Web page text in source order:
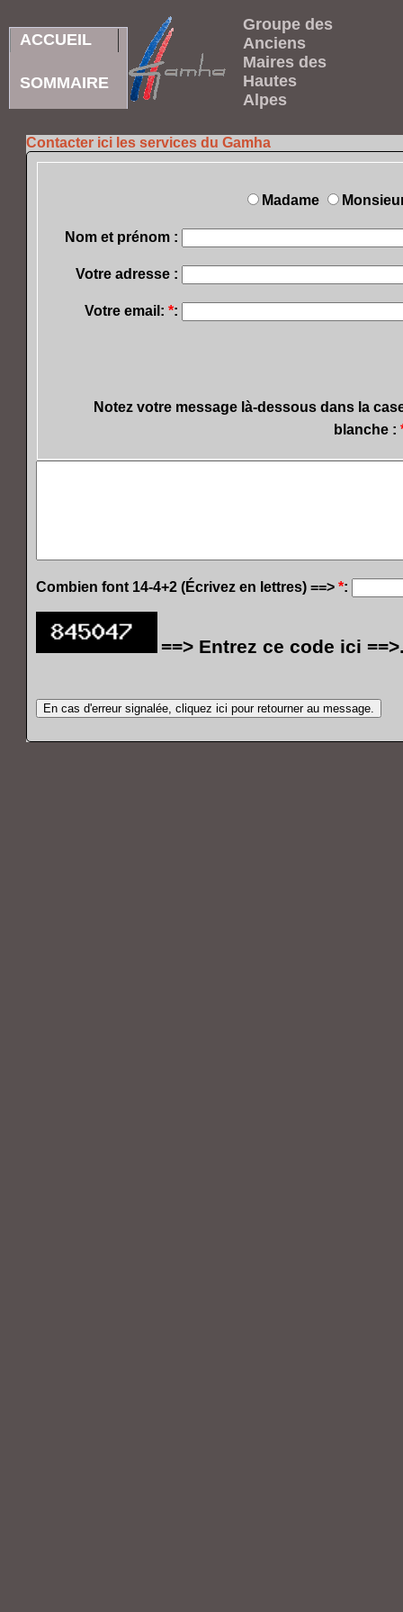
Groupe des
Anciens
Maires des
Hautes
Alpes
ACCUEIL
SOMMAIRE
Contacter ici les services du Gamha
Madame
Nom et prénom :
Votre adresse :
Votre email:*:
Notez votre message là-dessous dans la
blanche :
Combien font 14-4+2 (Écrivez en lettres) ==>*:
==> Entrez ce code ici